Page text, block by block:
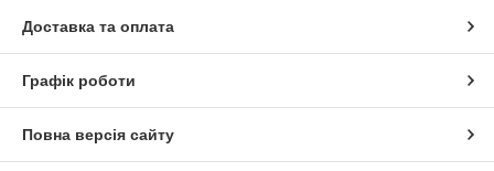
Доставка та оплата
Графік роботи
Повна версія сайту